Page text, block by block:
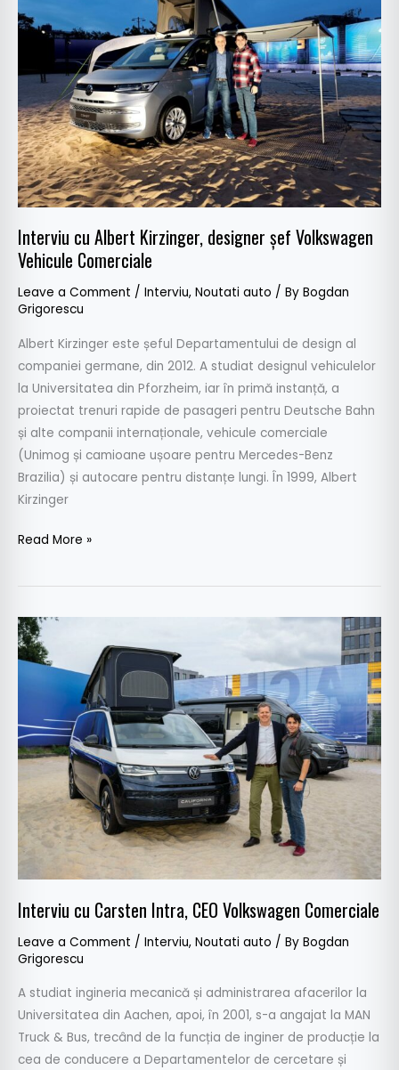
Interviu cu Albert Kirzinger, designer șef Volkswagen
Vehicule Comerciale
Leave a Comment / Interviu, Noutati auto / By Bogdan
Grigorescu
Albert Kirzinger este șeful Departamentului de design al
companiei germane, din 2012. A studiat designul vehiculelor
la Universitatea din Pforzheim, iar în primă instanță, a
proiectat trenuri rapide de pasageri pentru Deutsche Bahn
și alte companii internaționale, vehicule comerciale
(Unimog și camioane ușoare pentru Mercedes-Benz
Brazilia) și autocare pentru distanțe lungi. În 1999, Albert
Kirzinger
Kirzinger,
designer
Volkswagen
Vehicule
Comerciale
Read More »
Interviu cu Carsten Intra, CEO Volkswagen Comerciale
Leave a Comment / Interviu, Noutati auto / By Bogdan
Grigorescu
A studiat ingineria mecanică și administrarea afacerilor la
Universitatea din Aachen, apoi, în 2001, s-a angajat la MAN
Truck & Bus, trecând de la funcția de inginer de producție la
cea de conducere a Departamentelor de cercetare și
Interviu
cu
Carsten
Volkswagen
Comerciale